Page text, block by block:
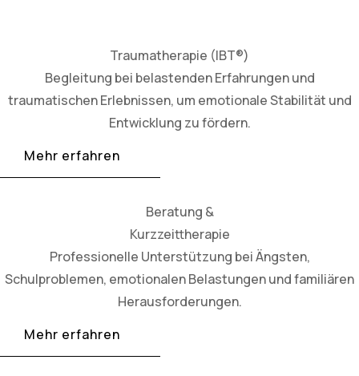
Traumatherapie (IBT®)
Begleitung bei belastenden Erfahrungen und
traumatischen Erlebnissen, um emotionale Stabilität und
Entwicklung zu fördern.
Mehr erfahren
Beratung &
Kurzzeittherapie
Professionelle Unterstützung bei Ängsten,
Schulproblemen, emotionalen Belastungen und familiären
Herausforderungen.
Mehr erfahren